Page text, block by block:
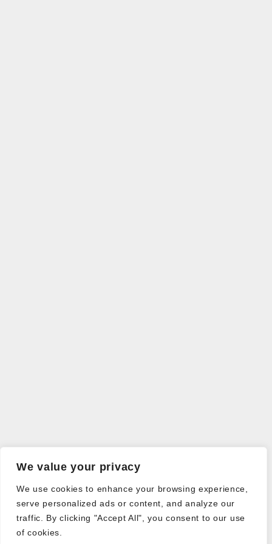
We value your privacy
We use cookies to enhance your browsing experience,
serve personalized ads or content, and analyze our
traffic. By clicking "Accept All", you consent to our use
of cookies.